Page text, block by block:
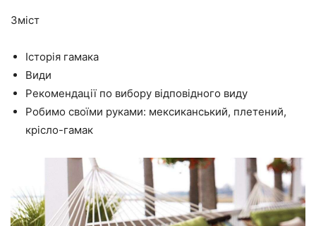
Зміст
Історія гамака
Види
Рекомендації по вибору відповідного виду
Робимо своїми руками: мексиканський, плетений,
крісло-гамак